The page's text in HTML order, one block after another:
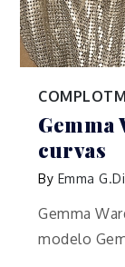
curvas
By Emma
Gemma
modelo